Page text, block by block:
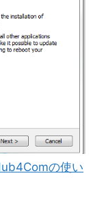
の使い